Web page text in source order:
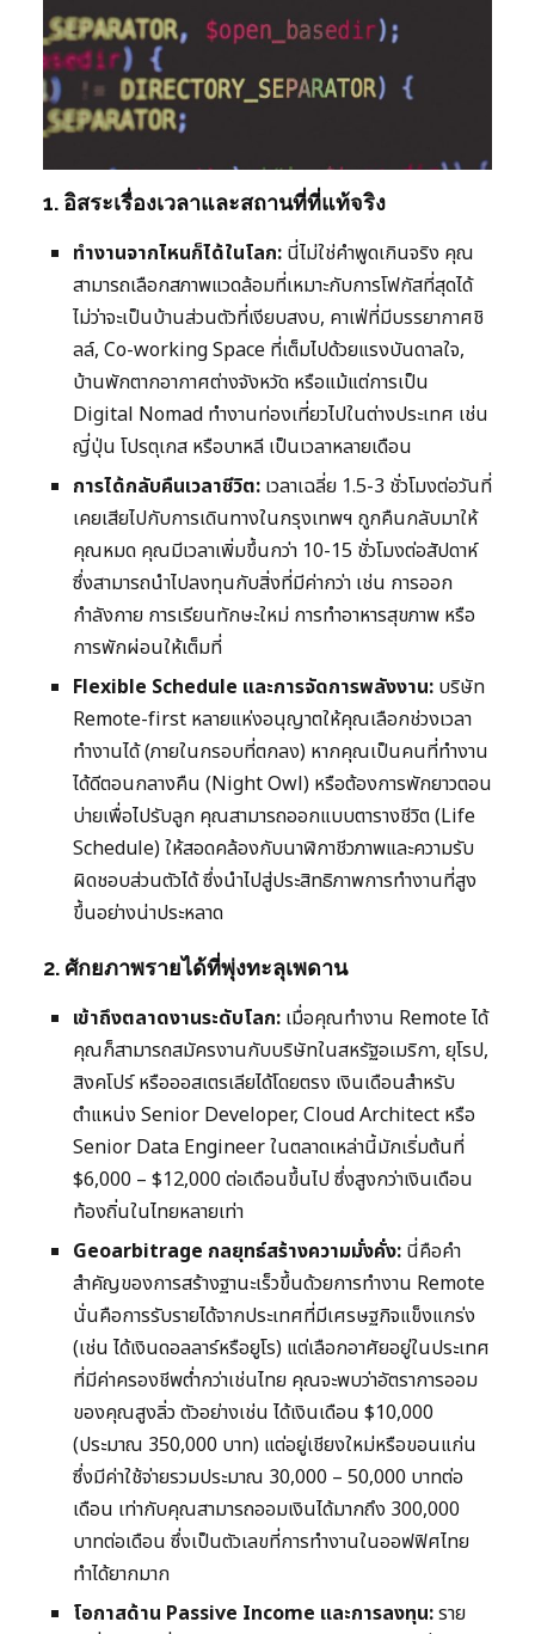
1. อิสระเรื่องเวลาและสถานที่ที่แท้จริง
ทำงานจากไหนก็ได้ในโลก: นี่ไม่ใช่คำพูดเกินจริง คุณ
สามารถเลือกสภาพแวดล้อมที่เหมาะกับการโฟกัสที่สุดได้
ไม่ว่าจะเป็นบ้านส่วนตัวที่เงียบสงบ, คาเฟ่ที่มีบรรยากาศชิ
ลล์, Co-working Space ที่เต็มไปด้วยแรงบันดาลใจ,
บ้านพักตากอากาศต่างจังหวัด หรือแม้แต่การเป็น
Digital Nomad ทำงานท่องเที่ยวไปในต่างประเทศ เช่น
ญี่ปุ่น โปรตุเกส หรือบาหลี เป็นเวลาหลายเดือน
การได้กลับคืนเวลาชีวิต: เวลาเฉลี่ย 1.5-3 ชั่วโมงต่อวันที่
เคยเสียไปกับการเดินทางในกรุงเทพฯ ถูกคืนกลับมาให้
คุณหมด คุณมีเวลาเพิ่มขึ้นกว่า 10-15 ชั่วโมงต่อสัปดาห์
ซึ่งสามารถนำไปลงทุนกับสิ่งที่มีค่ากว่า เช่น การออก
กำลังกาย การเรียนทักษะใหม่ การทำอาหารสุขภาพ หรือ
การพักผ่อนให้เต็มที่
Flexible Schedule และการจัดการพลังงาน: บริษัท
Remote-first หลายแห่งอนุญาตให้คุณเลือกช่วงเวลา
ทำงานได้ (ภายในกรอบที่ตกลง) หากคุณเป็นคนที่ทำงาน
ได้ดีตอนกลางคืน (Night Owl) หรือต้องการพักยาวตอน
บ่ายเพื่อไปรับลูก คุณสามารถออกแบบตารางชีวิต (Life
Schedule) ให้สอดคล้องกับนาฬิกาชีวภาพและความรับ
ผิดชอบส่วนตัวได้ ซึ่งนำไปสู่ประสิทธิภาพการทำงานที่สูง
ขึ้นอย่างน่าประหลาด
2. ศักยภาพรายได้ที่พุ่งทะลุเพดาน
เข้าถึงตลาดงานระดับโลก: เมื่อคุณทำงาน Remote ได้
คุณก็สามารถสมัครงานกับบริษัทในสหรัฐอเมริกา, ยุโรป,
สิงคโปร์ หรือออสเตรเลียได้โดยตรง เงินเดือนสำหรับ
ตำแหน่ง Senior Developer, Cloud Architect หรือ
Senior Data Engineer ในตลาดเหล่านี้มักเริ่มต้นที่
$6,000 – $12,000 ต่อเดือนขึ้นไป ซึ่งสูงกว่าเงินเดือน
ท้องถิ่นในไทยหลายเท่า
Geoarbitrage กลยุทธ์สร้างความมั่งคั่ง: นี่คือคำ
สำคัญของการสร้างฐานะเร็วขึ้นด้วยการทำงาน Remote
นั่นคือการรับรายได้จากประเทศที่มีเศรษฐกิจแข็งแกร่ง
(เช่น ได้เงินดอลลาร์หรือยูโร) แต่เลือกอาศัยอยู่ในประเทศ
ที่มีค่าครองชีพต่ำกว่าเช่นไทย คุณจะพบว่าอัตราการออม
ของคุณสูงลิ่ว ตัวอย่างเช่น ได้เงินเดือน $10,000
(ประมาณ 350,000 บาท) แต่อยู่เชียงใหม่หรือขอนแก่น
ซึ่งมีค่าใช้จ่ายรวมประมาณ 30,000 – 50,000 บาทต่อ
เดือน เท่ากับคุณสามารถออมเงินได้มากถึง 300,000
บาทต่อเดือน ซึ่งเป็นตัวเลขที่การทำงานในออฟฟิศไทย
ทำได้ยากมาก
โอกาสด้าน Passive Income และการลงทุน:ราย